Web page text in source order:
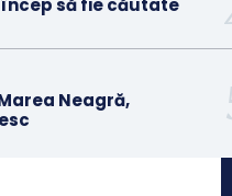
să fie căutate
Neagră,